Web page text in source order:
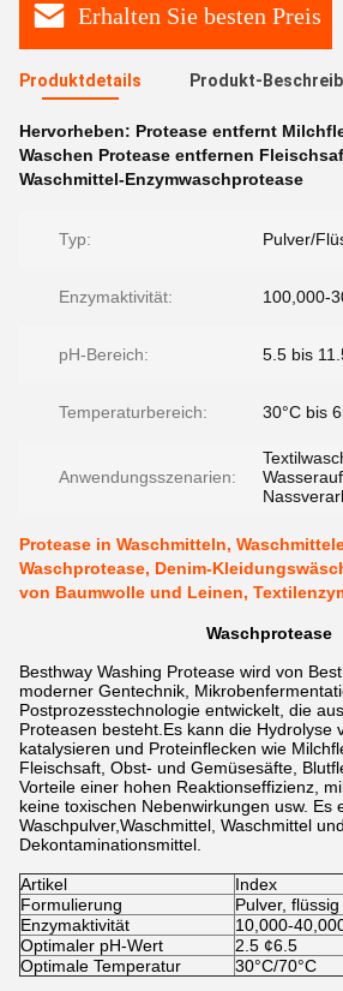
Erhalten Sie besten Preis
Produktdetails Produkt-
Hervorheben: Protease entfernt
Waschen Protease entfernen
Waschmittel-Enzymwaschprotease
Typ: Pulver/
Enzymaktivität: 100,000-
pH-Bereich: 5.5 bis
Temperaturbereich: 30°C bis
Anwendungsszenarien:
Protease in Waschmitteln,
Waschprotease, Denim-
von Baumwolle und Leinen,
Waschprotease
Besthway Washing Protease wird von
moderner Gentechnik,
Postprozesstechnologie entwickelt, die
Proteasen besteht.Es kann die Hydrolyse
katalysieren und Proteinflecken wie
Fleischsaft, Obst- und Gemüsesäfte,
Vorteile einer hohen Reaktionseffizienz,
keine toxischen Nebenwirkungen usw. Es
Waschpulver,Waschmittel, Waschmittel
Dekontaminationsmittel.
Artikel
Index
Formulierung
Pulver, flüssig
Enzymaktivität
10,000-
Optimaler pH-Wert
2.5 ¢6.5
Optimale Temperatur
30°C/70°C